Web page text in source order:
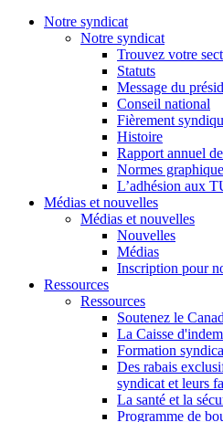
Notre syndicat
Notre syndicat
Trouvez votre
Statuts
Message du
Conseil national
Fièrement
Histoire
Rapport annuel
Normes
L’adhésion aux
Médias et nouvelles
Médias et nouvelles
Nouvelles
Médias
Inscription pour
Ressources
Ressources
Soutenez le
La Caisse
Formation
Des rabais
syndicat et leurs
La santé et la
Programme de